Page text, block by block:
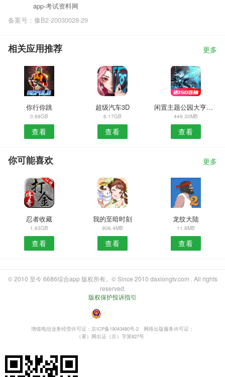
app-考试资料网
备案号：豫B2-20030028-29
相关应用推荐 更多
你行你跳
0.88GB
查看
超级汽车3D
6.17GB
查看
闲置主题公园大亨手游
449.30MB
查看
你可能喜欢 更多
忍者收藏
1.63GB
查看
我的至暗时刻
906.4MB
查看
龙纹大陆
11.8MB
查看
© 2010 至今 6686综合app 版权所有。© Since 2010 daxiongtv.com . All rights
reserved.
版权保护投诉指引
・
增值电信业务经营许可证：京ICP备19043480号-2
网络出版服务许可证：
（署）网出证（京）字第827号